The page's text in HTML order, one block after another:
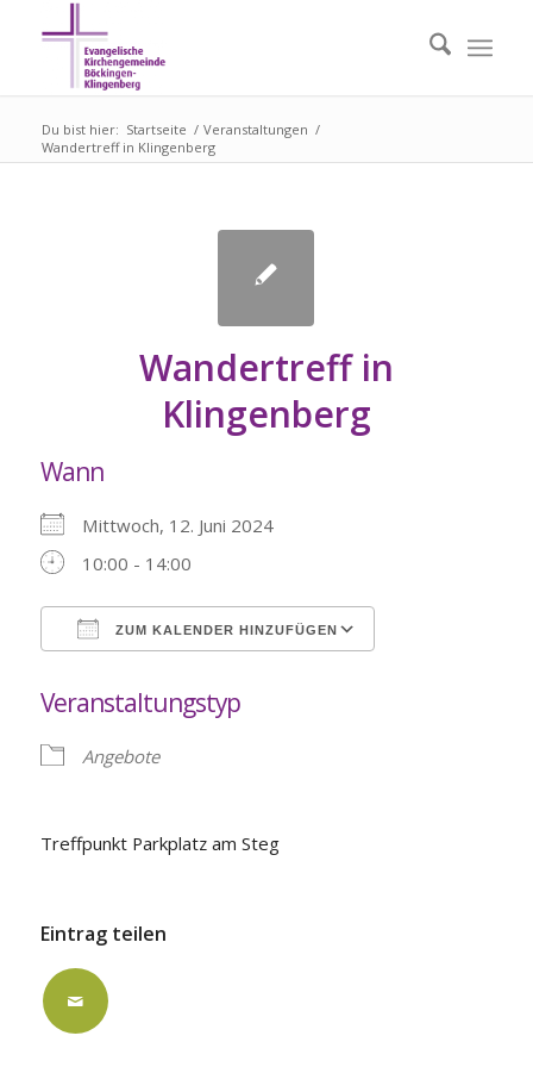
Du bist hier: Startseite / Veranstaltungen /
Wandertreff in Klingenberg
Wandertreff in
Klingenberg
Wann
Mittwoch, 12. Juni 2024
10:00 - 14:00
ZUM KALENDER HINZUFÜGEN
Veranstaltungstyp
Angebote
Treffpunkt Parkplatz am Steg
Eintrag teilen